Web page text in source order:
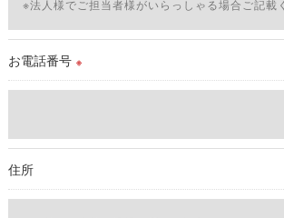
＜個人情報の安全管理＞
当社では、個人情報の漏洩等がなされないよ
理対策を実施します。
をご提供できない場合がございますので予め
＜個人情報の開示･訂正・削除･利用停止の手
お電話番号 ※
住所